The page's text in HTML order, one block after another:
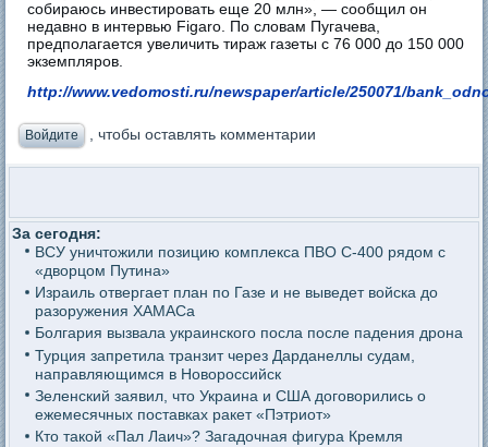
собираюсь инвестировать еще 20 млн», — сообщил он
недавно в интервью Figaro. По словам Пугачева,
предполагается увеличить тираж газеты с 76 000 до 150 000
экземпляров.
http://www.vedomosti.ru/newspaper/article/250071/
Войдите , чтобы оставлять комментарии
За сегодня:
ВСУ уничтожили позицию комплекса ПВО С-400 рядом с
«дворцом Путина»
Израиль отвергает план по Газе и не выведет войска до
разоружения ХАМАСа
Болгария вызвала украинского посла после падения дрона
Турция запретила транзит через Дарданеллы судам,
направляющимся в Новороссийск
Зеленский заявил, что Украина и США договорились о
ежемесячных поставках ракет «Пэтриот»
Кто такой «Пал Лаич»? Загадочная фигура Кремля